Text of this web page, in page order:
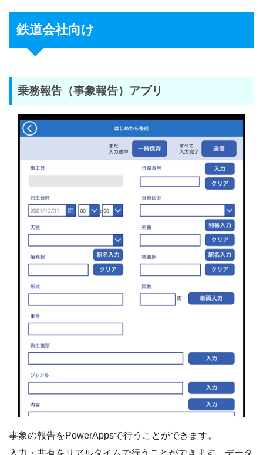
鉄道会社向け
乗務報告（事象報告）アプリ
事象の報告をPowerAppsで行うことができます。